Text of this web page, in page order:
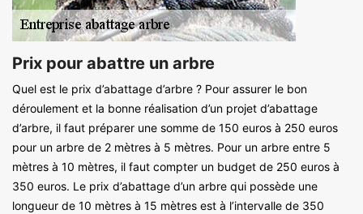
Prix pour abattre un arbre
Quel est le prix d’abattage d’arbre ? Pour assurer le bon
déroulement et la bonne réalisation d’un projet d’abattage
d’arbre, il faut préparer une somme de 150 euros à 250 euros
pour un arbre de 2 mètres à 5 mètres. Pour un arbre entre 5
mètres à 10 mètres, il faut compter un budget de 250 euros à
350 euros. Le prix d’abattage d’un arbre qui possède une
longueur de 10 mètres à 15 mètres est à l’intervalle de 350